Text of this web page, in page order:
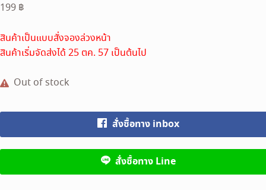
199 ฿
สินค้าเป็นแบบสั่งจองล่วงหน้า
สินค้าเริ่มจัดส่งได้ 25 ตค. 57 เป็นต้นไป
Out of stock
สั่งซื้อทาง inbox
สั่งซื้อทาง Line